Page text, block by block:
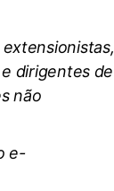
dirigentes de
não
e-